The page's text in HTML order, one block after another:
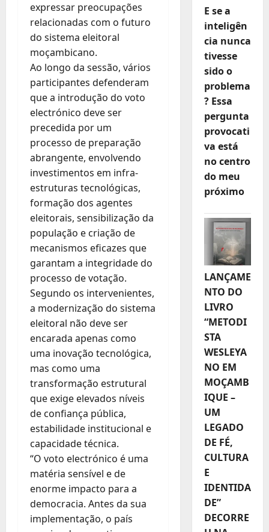
expressar preocupações
relacionadas com o futuro
do sistema eleitoral
moçambicano.
Ao longo da sessão, vários
participantes defenderam
que a introdução do voto
electrónico deve ser
precedida por um
processo de preparação
abrangente, envolvendo
investimentos em infra-
estruturas tecnológicas,
formação dos agentes
eleitorais, sensibilização da
população e criação de
mecanismos eficazes que
garantam a integridade do
processo de votação.
Segundo os intervenientes,
a modernização do sistema
eleitoral não deve ser
encarada apenas como
uma inovação tecnológica,
mas como uma
transformação estrutural
que exige elevados níveis
de confiança pública,
estabilidade institucional e
capacidade técnica.
“O voto electrónico é uma
matéria sensível e de
enorme impacto para a
democracia. Antes da sua
implementação, o país
E se a
inteligên
cia nunca
tivesse
sido o
problema
? Essa
pergunta
provocati
va está
no centro
do meu
próximo
LANÇAME
NTO DO
LIVRO
“METODI
STA
WESLEYA
NO EM
MOÇAMB
IQUE –
UM
LEGADO
DE FÉ,
CULTURA
E
IDENTIDA
DE”
DECORRE